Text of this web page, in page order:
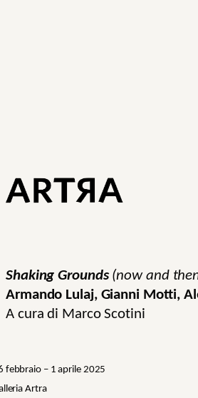
Shaking Grounds(now and
Armando Lulaj, Gianni Motti,
A cura di Marco Scotini
febbraio – 1 aprile 2025
Artra